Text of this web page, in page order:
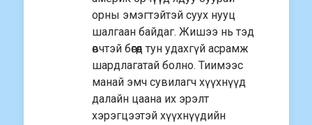
орны эмэгтэйтэй суух нууц
шалгаан байдаг. Жишээ нь тэд
өвчтэй бөгөөд тун удахгүй асрамж
шардлагатай болно. Тиимээс
манай эмч сувилагч хүүхнүүд
далайн цаана их эрэлт
хэрэгцээтэй хүүхнүүдийн